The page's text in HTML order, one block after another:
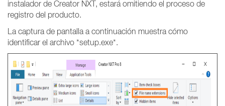
instalador de Creator NXT, estará omitiendo el proceso de
registro del producto.
La captura de pantalla a continuación muestra cómo
identificar el archivo *setup.exe*.